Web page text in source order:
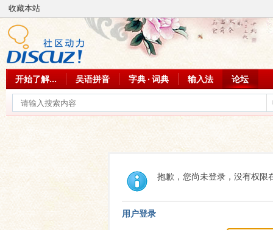
收藏本站
开始了解... 吴语拼音 字典 · 词典 输入法 论坛
抱歉，您尚未登录，没有权限
用户登录